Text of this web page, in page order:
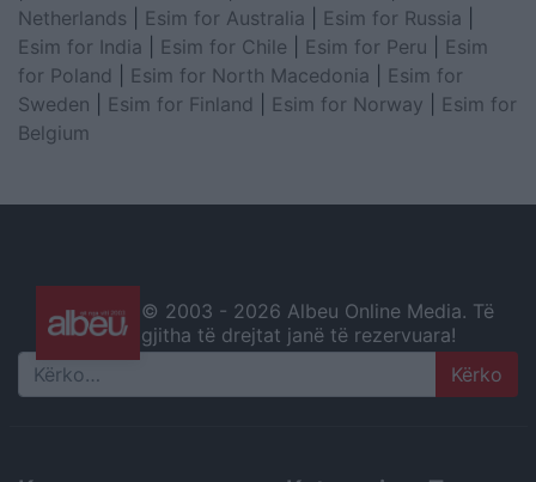
Netherlands
Esim for Australia Esim for Russia
Esim for India
Esim for Chile Esim for Peru
Esim
for Poland
Esim for North Macedonia
Esim for
Sweden
Esim for Finland Esim for Norway
Esim for
Belgium
© 2003 - 2026 Albeu Online Media. Të
gjitha të drejtat janë të rezervuara!
Search